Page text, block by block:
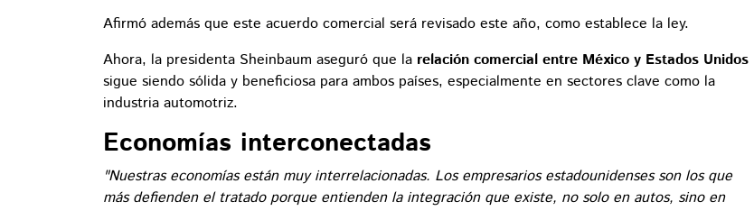
Afirmó además que este acuerdo comercial será revisado este año, como establece la ley.
Ahora, la presidenta Sheinbaum aseguró que la relación comercial entre México y Estados Unidos
sigue siendo sólida y beneficiosa para ambos países, especialmente en sectores clave como la
industria automotriz.
Economías interconectadas
"Nuestras economías están muy interrelacionadas. Los empresarios estadounidenses son los que
más defienden el tratado porque entienden la integración que existe, no solo en autos, sino en